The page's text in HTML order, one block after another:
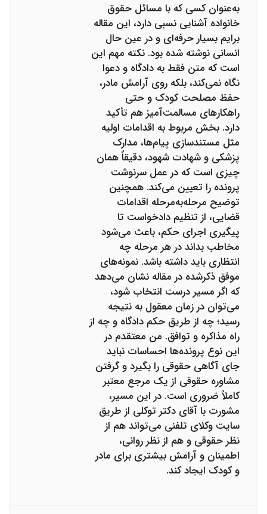
به‌عنوان کسی که با مسائل حقوق
خانواده آشنایی نسبی دارد، این مقاله
برایم بسیار حرفه‌ای و در عین حال
انسانی نوشته شده بود. نکته مهم این
است که متن فقط به دادگاه و دعوا
نگاه نمی‌کند، بلکه روی آرامش مادر،
حفظ مصلحت کودک و حتی
راهکارهای مسالمت‌آمیز هم تأکید
دارد. بخش مربوط به اقدامات اولیه
مثل مستندسازی پیام‌ها، مدارک
پزشکی و شهادت شهود، دقیقاً همان
چیزی است که در عمل سرنوشت
پرونده را تعیین می‌کند. همچنین
توضیح مرحله‌به‌مرحله اقدامات
قضایی، از تنظیم دادخواست تا
پیگیری اجرای حکم، باعث می‌شود
مخاطب بداند در هر مرحله چه
انتظاری باید داشته باشد. نمونه‌های
موفق ذکرشده در مقاله نشان می‌دهد
که اگر مسیر درست انتخاب شود،
می‌توان در زمان معقول به نتیجه
رسید؛ چه از طریق حکم دادگاه و چه از
راه مذاکره و توافق. من معتقدم در
این نوع پرونده‌ها احساسات نباید
جای آگاهی حقوقی را بگیرد و گرفتن
مشاوره حقوقی از یک مرجع معتبر
کاملاً ضروری است. در این مسیر،
مشورت با آقای دکتر توکلی از طریق
سایت وکلای تلفنی می‌تواند هم از
نظر حقوقی و هم از نظر روانی،
اطمینان و آرامش بیشتری برای مادر
و کودک ایجاد کند.